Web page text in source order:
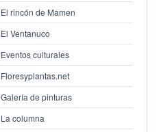
El rincón de Mamen
El Ventanuco
Eventos culturales
Floresyplantas.net
Galería de pinturas
La columna